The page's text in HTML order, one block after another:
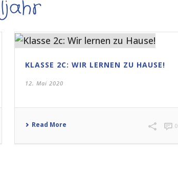
KLASSE 2C: WIR LERNEN ZU HAUSE!
12. Mai 2020
Read More 0